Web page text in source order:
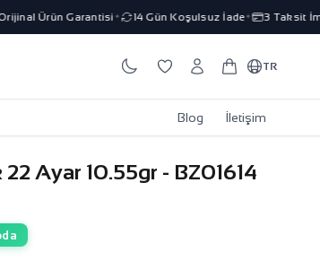
Ürün Garantisi✦ 14 Gün Koşulsuz İade 3 Taksit İmkanı
TR
Blog İletişim
Ayar 10.55gr - BZ01614